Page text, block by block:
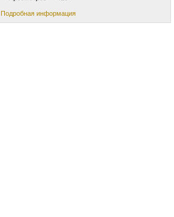
Подробная информация